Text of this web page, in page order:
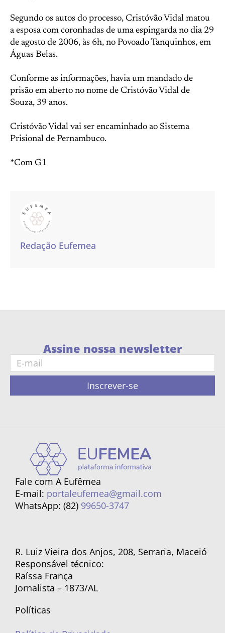
Segundo os autos do processo, Cristóvão Vidal matou
a esposa com coronhadas de uma espingarda no dia 29
de agosto de 2006, às 6h, no Povoado Tanquinhos, em
Águas Belas.
Conforme as informações, havia um mandado de
prisão em aberto no nome de Cristóvão Vidal de
Souza, 39 anos.
Cristóvão Vidal vai ser encaminhado ao Sistema
Prisional de Pernambuco.
*Com G1
Redação Eufemea
Assine nossa newsletter
Inscrever-se
Fale com A Eufêmea
E-mail: portaleufemea@gmail.com
WhatsApp: (82) 99650-3747
R. Luiz Vieira dos Anjos, 208, Serraria, Maceió
Responsável técnico:
Raíssa França
Jornalista – 1873/AL
Políticas